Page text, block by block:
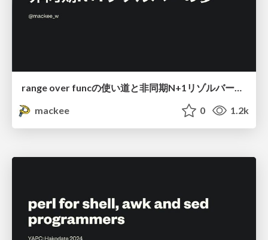
range over funcの使い道と非同期N+1リゾルバーの夢 / about a range over func
mackee
0 1.2k